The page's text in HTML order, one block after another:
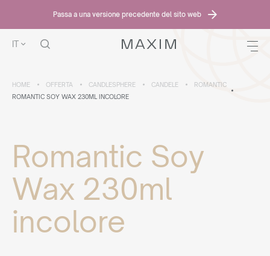
Passa a una versione precedente del sito web
IT
HOME OFFERTA CANDLESPHERE CANDELE
ROMANTIC
ROMANTIC SOY WAX 230ML INCOLORE
Romantic Soy
Wax 230ml
incolore